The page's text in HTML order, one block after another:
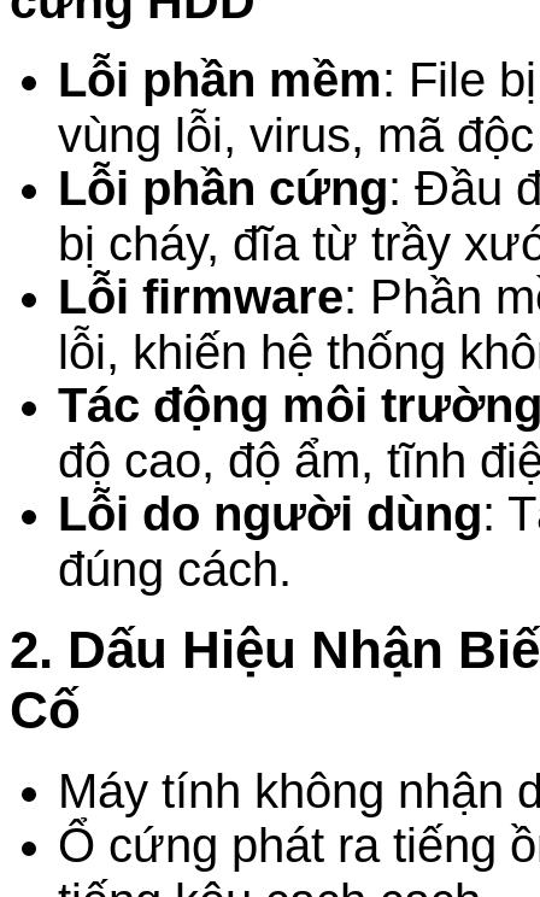
Lỗi phần mềm: File
vùng lỗi, virus, mã
Lỗi phần cứng: Đầu
bị cháy, đĩa từ trầy
Lỗi firmware: Phần
lỗi, khiến hệ thống
Tác động môi
độ cao, độ ẩm, tĩnh
Lỗi do người dùng:
đúng cách.
2. Dấu Hiệu Nhận
Cố
Máy tính không nhận
Ổ cứng phát ra tiếng